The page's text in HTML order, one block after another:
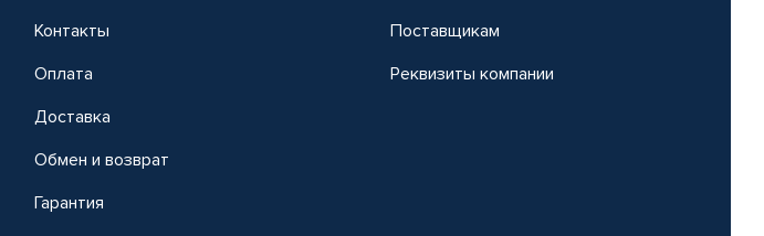
Контакты
Оплата
Доставка
Обмен и возврат
Гарантия
Поставщикам
Реквизиты компании